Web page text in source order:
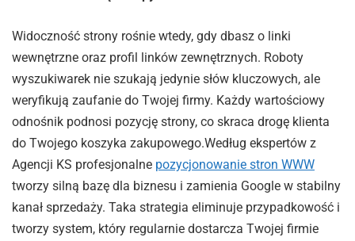
Widoczność strony rośnie wtedy, gdy dbasz o linki
wewnętrzne oraz profil linków zewnętrznych. Roboty
wyszukiwarek nie szukają jedynie słów kluczowych, ale
weryfikują zaufanie do Twojej firmy. Każdy wartościowy
odnośnik podnosi pozycję strony, co skraca drogę klienta
do Twojego koszyka zakupowego.Według ekspertów z
Agencji KS profesjonalne pozycjonowanie stron WWW
tworzy silną bazę dla biznesu i zamienia Google w stabilny
kanał sprzedaży. Taka strategia eliminuje przypadkowość i
tworzy system, który regularnie dostarcza Twojej firmie